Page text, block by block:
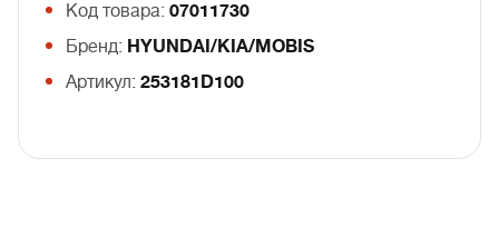
Код товара: 07011730
Бренд: HYUNDAI/KIA/MOBIS
Артикул: 253181D100